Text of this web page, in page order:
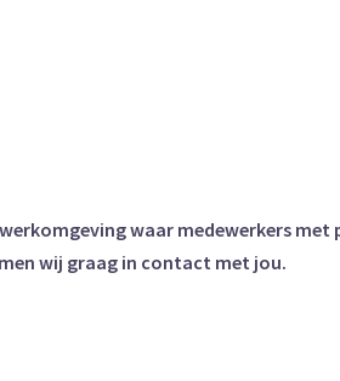
waar medewerkers met
wij graag in contact met jou.